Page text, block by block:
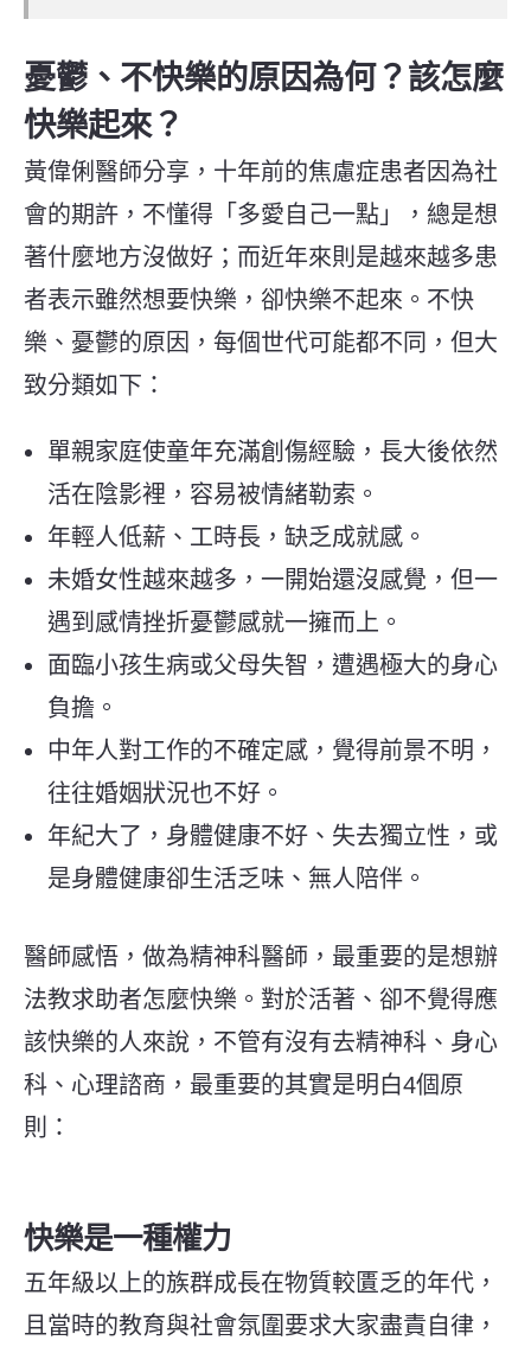
憂鬱、不快樂的原因為何？該怎麼
快樂起來？
黃偉俐醫師分享，十年前的焦慮症患者因為社
會的期許，不懂得「多愛自己一點」，總是想
著什麼地方沒做好；而近年來則是越來越多患
者表示雖然想要快樂，卻快樂不起來。不快
樂、憂鬱的原因，每個世代可能都不同，但大
致分類如下：
單親家庭使童年充滿創傷經驗，長大後依然
活在陰影裡，容易被情緒勒索。
年輕人低薪、工時長，缺乏成就感。
未婚女性越來越多，一開始還沒感覺，但一
遇到感情挫折憂鬱感就一擁而上。
面臨小孩生病或父母失智，遭遇極大的身心
負擔。
中年人對工作的不確定感，覺得前景不明，
往往婚姻狀況也不好。
年紀大了，身體健康不好、失去獨立性，或
是身體健康卻生活乏味、無人陪伴。
醫師感悟，做為精神科醫師，最重要的是想辦
法教求助者怎麼快樂。對於活著、卻不覺得應
該快樂的人來說，不管有沒有去精神科、身心
科、心理諮商，最重要的其實是明白4個原
則：
快樂是一種權力
五年級以上的族群成長在物質較匱乏的年代，
且當時的教育與社會氛圍要求大家盡責自律，